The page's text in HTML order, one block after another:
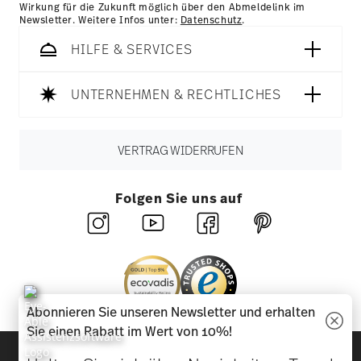
Wirkung für die Zukunft möglich über den Abmeldelink im
Newsletter. Weitere Infos unter: Datenschutz.
HILFE & SERVICES
UNTERNEHMEN & RECHTLICHES
VERTRAG WIDERRUFEN
Folgen Sie uns auf
Entdecken Sie unsere Marken
Abonnieren Sie unseren Newsletter und erhalten
Sie einen Rabatt im Wert von 10%!